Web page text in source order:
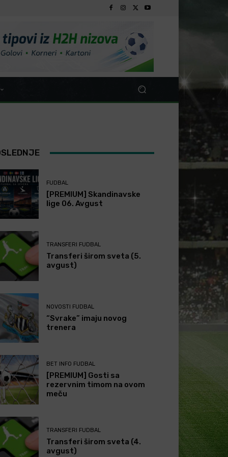
FUDBAL
[PREMIUM] Skandinavske
lige 06. Avgust
TRANSFERI FUDBAL
Transferi širom sveta (5.
avgust)
NOVOSTI FUDBAL
“Svrake” imaju novog
trenera
BET INFO FUDBAL
[PREMIUM] Gosti sa
rezervnim timom na ovom
meču
TRANSFERI FUDBAL
Transferi širom sveta (4.
avgust)